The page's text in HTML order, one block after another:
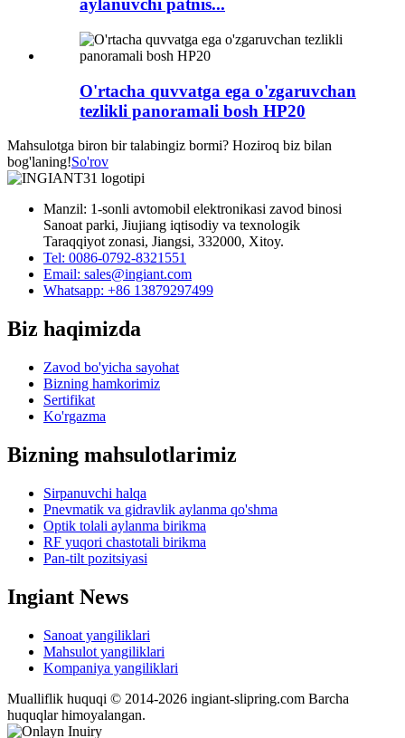
aylanuvchi patnis...
O'rtacha quvvatga ega o'zgaruvchan
tezlikli panoramali bosh HP20
Mahsulotga biron bir talabingiz bormi? Hoziroq biz bilan
bog'laning!So'rov
Manzil: 1-sonli avtomobil elektronikasi zavod binosi
Sanoat parki, Jiujiang iqtisodiy va texnologik
Taraqqiyot zonasi, Jiangsi, 332000, Xitoy.
Tel: 0086-0792-8321551
Email: sales@ingiant.com
Whatsapp: +86 13879297499
Biz haqimizda
Zavod bo'yicha sayohat
Bizning hamkorimiz
Sertifikat
Ko'rgazma
Bizning mahsulotlarimiz
Sirpanuvchi halqa
Pnevmatik va gidravlik aylanma qo'shma
Optik tolali aylanma birikma
RF yuqori chastotali birikma
Pan-tilt pozitsiyasi
Ingiant News
Sanoat yangiliklari
Mahsulot yangiliklari
Kompaniya yangiliklari
Mualliflik huquqi © 2014-2026 ingiant-slipring.com Barcha
huquqlar himoyalangan.